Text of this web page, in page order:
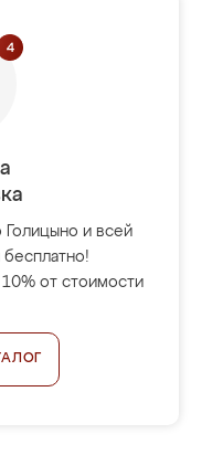
и всей
от стоимости